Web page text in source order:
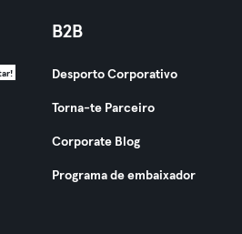
B2B
Desporto Corporativo
Torna-te Parceiro
Corporate Blog
Programa de embaixador